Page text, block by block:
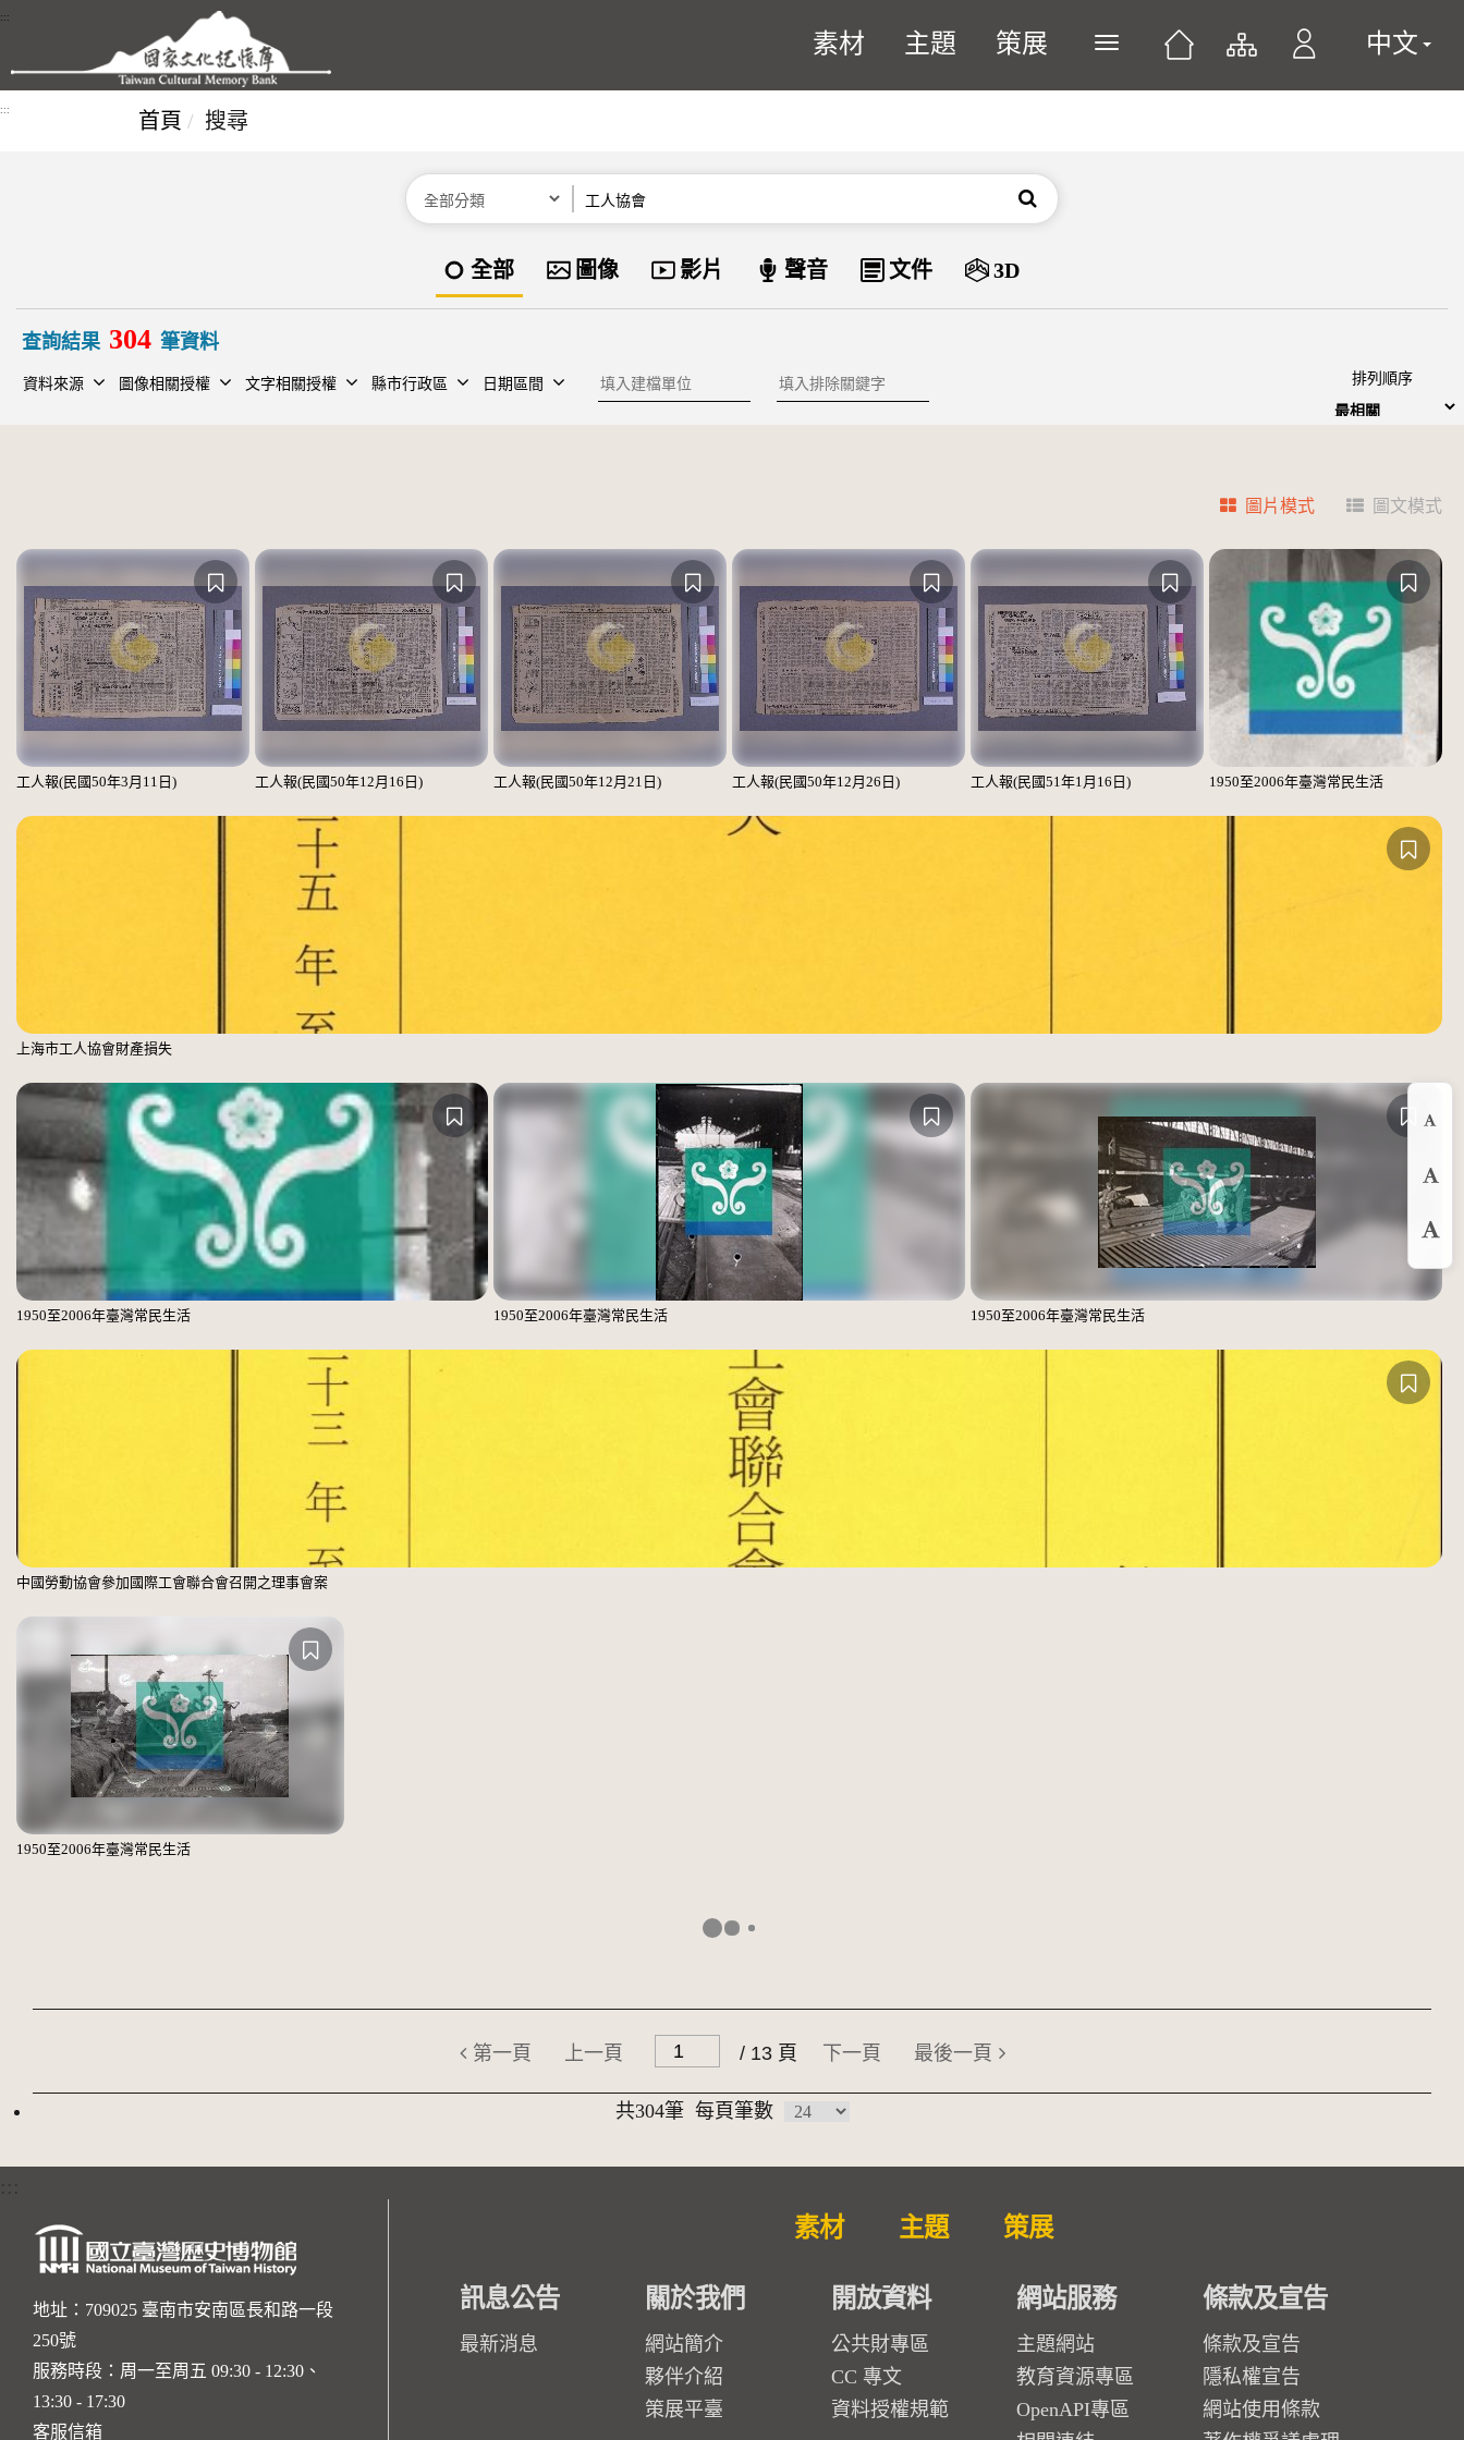
跳到主要內容區塊
:::
素材 主題 策展 展開或關閉主選單 中文
::: 首頁 搜尋
分類 搜尋
資料類型
全部 圖像 影片 聲音 文件 3D
查詢結果 304 筆資料
資料來源 圖像相關授權 文字相關授權 縣市行政區 日期區間 建檔單位 排除關鍵字 排列順序
圖片模式 圖文模式
工人報(民國50年3月11日) 工人報(民國50年12月16日) 工人報(民國50年12月21日) 工人報(民國50年12月26日) 工人報(民國51年1月16日) 1950至2006年臺灣常民生活
上海市工人協會財產損失
1950至2006年臺灣常民生活 1950至2006年臺灣常民生活 1950至2006年臺灣常民生活
中國勞動協會參加國際工會聯合會召開之理事會案
1950至2006年臺灣常民生活
第一頁 上一頁 / 13 頁 下一頁 最後一頁
共304筆 每頁筆數
放
:::
地址：709025 臺南市安南區長和路一段
250號
服務時段：周一至周五 09:30 - 12:30、
13:30 - 17:30
客服信箱
素材 主題 策展
訊息公告
最新消息
關於我們
網站簡介
夥伴介紹
策展平臺
開放資料
公共財專區
CC 專文
資料授權規範
網站服務
主題網站
教育資源專區
OpenAPI專區
條款及宣告
條款及宣告
隱私權宣告
網站使用條款